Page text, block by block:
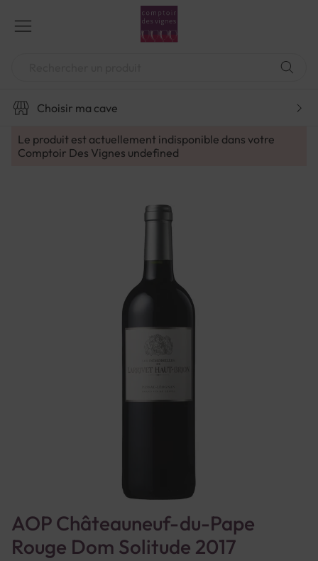
contenu
Choisir ma cave
Le produit est actuellement indisponible dans votre
Comptoir Des Vignes undefined
AOP Châteauneuf-du-Pape
Rouge Dom Solitude 2017